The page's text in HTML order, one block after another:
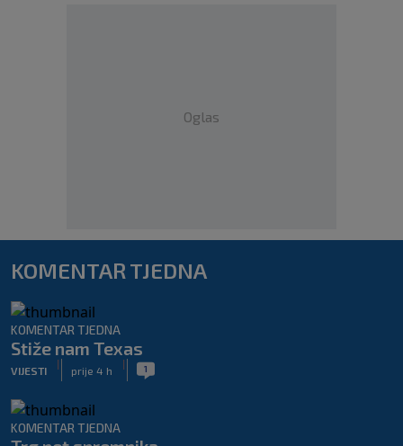
Oglas
KOMENTAR TJEDNA
KOMENTAR TJEDNA
Stiže nam Texas
VIJESTI
|
prije 4 h
| 1
KOMENTAR TJEDNA